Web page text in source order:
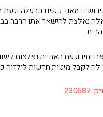
ל- 4 ילדים מתחת לגיל 10. אלה עברה
נאלצת להישאר אתו הרבה
וכעת האחיות נאלצות
לקבל מיטות חדשות לילדיה